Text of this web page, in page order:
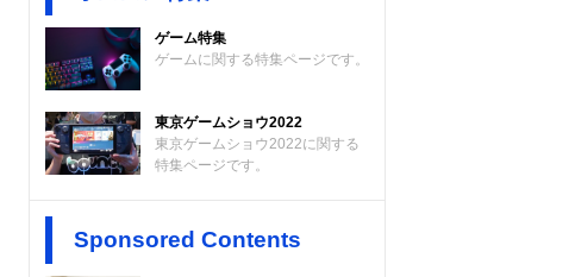
ゲーム特集
ゲームに関する特集ページです。
東京ゲームショウ2022
東京ゲームショウ2022に関する
特集ページです。
Sponsored Contents